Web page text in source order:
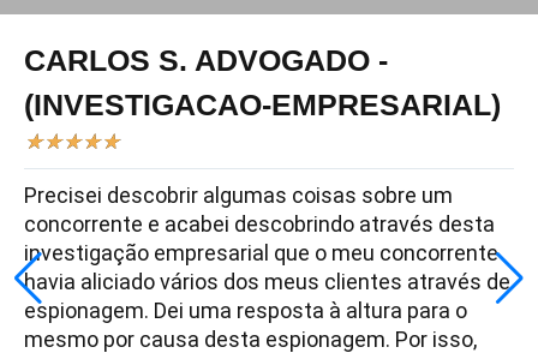
CARLOS S. ADVOGADO -
(INVESTIGACAO-EMPRESARIAL)
★★★★★
Precisei descobrir algumas coisas sobre um
concorrente e acabei descobrindo através desta
investigação empresarial que o meu concorrente
havia aliciado vários dos meus clientes através de
espionagem. Dei uma resposta à altura para o
mesmo por causa desta espionagem. Por isso,